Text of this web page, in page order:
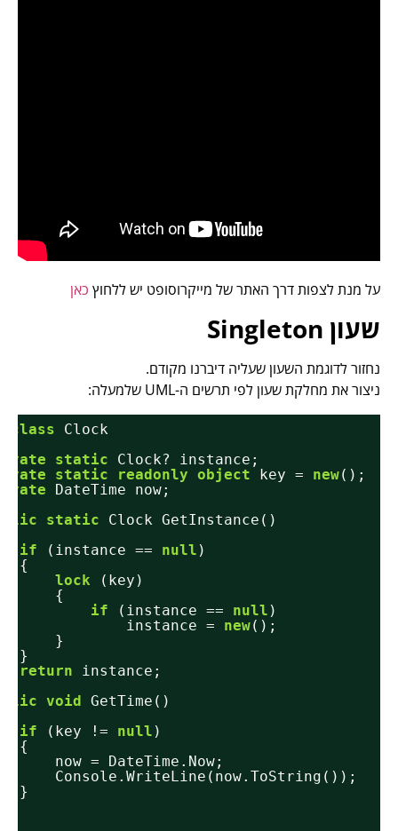
על מנת לצפות דרך האתר של מייקרוסופט יש ללחוץכאן
שעון Singleton
נחזור לדוגמת השעון שעליה דיברנו מקודם.
ניצור את מחלקת שעון לפי תרשים ה-UML שלמעלה:
class
Clock
private static
Clock? instance;
private static readonly object key = new ();
private
DateTime now;
public static
Clock GetInstance()
if
(instance == null
lock
(key)
if
(instance == null
instance = new ();
return
instance;
public
void
GetTime()
if
(key != null
now = DateTime.Now;
Console.WriteLine(now.ToString());